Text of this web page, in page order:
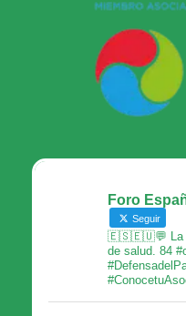
Foro
Seguir
🇪🇸🇪🇺💬 La
de salud. 84